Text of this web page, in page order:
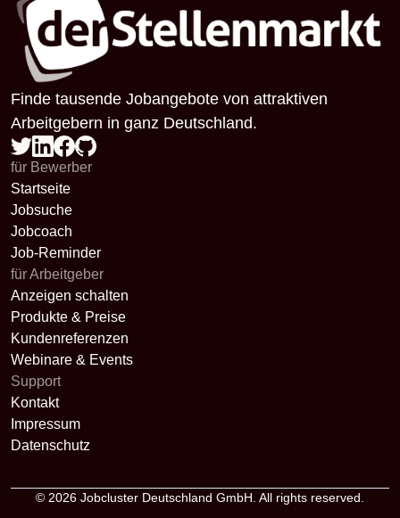
Finde tausende Jobangebote von attraktiven
Arbeitgebern in ganz Deutschland.
für Bewerber
Startseite
Jobsuche
Jobcoach
Job-Reminder
für Arbeitgeber
Anzeigen schalten
Produkte & Preise
Kundenreferenzen
Webinare & Events
Support
Kontakt
Impressum
Datenschutz
© 2026 Jobcluster Deutschland GmbH. All rights reserved.